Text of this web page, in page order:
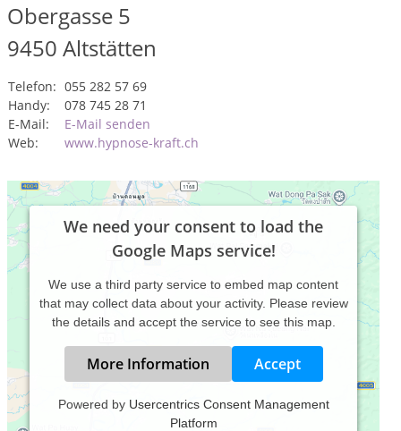
Obergasse 5
9450 Altstätten
Telefon: 055 282 57 69
Handy:
078 745 28 71
E-Mail:
E-Mail senden
Web:
www.hypnose-kraft.ch
We need your consent to load the
Google Maps service!
We use a third party service to embed map content
that may collect data about your activity. Please review
the details and accept the service to see this map.
More Information Accept
Powered by Usercentrics Consent Management
Platform